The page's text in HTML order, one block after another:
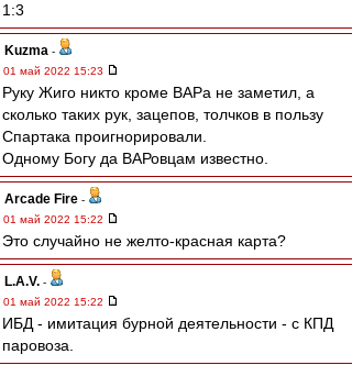
1:3
Kuzma -
01 май 2022 15:23
Руку Жиго никто кроме ВАРа не заметил, а
сколько таких рук, зацепов, толчков в пользу
Спартака проигнорировали.
Одному Богу да ВАРовцам известно.
Arcade Fire -
01 май 2022 15:22
Это случайно не желто-красная карта?
L.А.V. -
01 май 2022 15:22
ИБД - имитация бурной деятельности - с КПД
паровоза.